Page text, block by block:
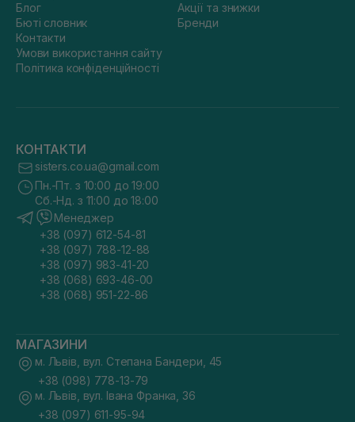
Блог
Бюті словник
Контакти
Умови використання сайту
Політика конфіденційності
Акції та знижки
Бренди
КОНТАКТИ
sisters.co.ua@gmail.com
Пн.-Пт. з 10:00 до 19:00
Сб.-Нд. з 11:00 до 18:00
Менеджер
+38 (097) 612-54-81
+38 (097) 788-12-88
+38 (097) 983-41-20
+38 (068) 693-46-00
+38 (068) 951-22-86
МАГАЗИНИ
м. Львів, вул. Степана Бандери, 45
+38 (098) 778-13-79
м. Львів, вул. Івана Франка, 36
+38 (097) 611-95-94